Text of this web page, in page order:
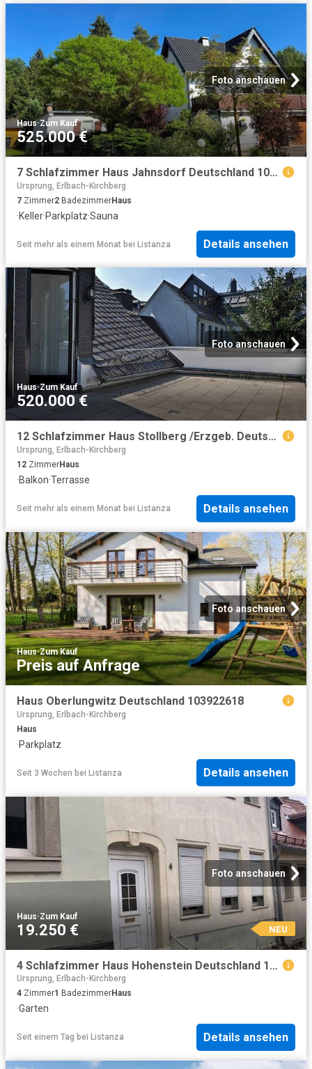
Foto anschauen
Haus·Zum Kauf
525.000 €
7 Schlafzimmer Haus Jahnsdorf Deutschland 103120650
Ursprung, Erlbach-Kirchberg
7 Zimmer2 BadezimmerHaus
·Keller·Parkplatz·Sauna
Seit mehr als einem Monat bei Listanza Details ansehen
Foto anschauen
Haus·Zum Kauf
520.000 €
12 Schlafzimmer Haus Stollberg /Erzgeb. Deutschland 94991902
Ursprung, Erlbach-Kirchberg
12 ZimmerHaus
·Balkon·Terrasse
Seit mehr als einem Monat bei Listanza Details ansehen
Foto anschauen
Haus·Zum Kauf
Preis auf Anfrage
Haus Oberlungwitz Deutschland 103922618
Ursprung, Erlbach-Kirchberg
Haus
·Parkplatz
Seit 3 Wochen bei Listanza Details ansehen
Foto anschauen
Haus·Zum Kauf
19.250 € NEU
4 Schlafzimmer Haus Hohenstein Deutschland 104805196
Ursprung, Erlbach-Kirchberg
4 Zimmer1 BadezimmerHaus
·Garten
Seit einem Tag bei Listanza Details ansehen